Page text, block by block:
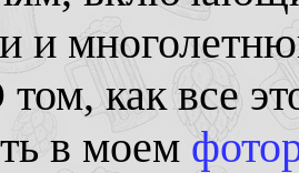
и
как все
в моем